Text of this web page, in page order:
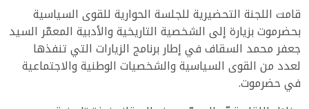
قامت اللجنة التحضيرية للجلسة الحوارية للقوى السياسية
بحضرموت بزيارة إلى الشخصية التاريخية والأدبية المعمّر السيد
جعفر محمد السقاف في إطار برنامج الزيارات التي تنفذها
لعدد من القوى السياسية والشخصيات الوطنية والاجتماعية
في حضرموت.